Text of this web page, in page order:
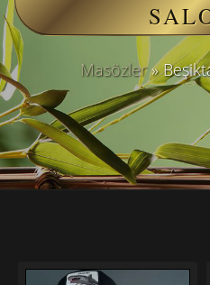
Masözler»